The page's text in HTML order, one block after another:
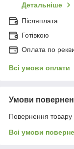
Детальніше
Післяплата
Готівкою
Оплата по
Всі умови оплати
Умови
Повернення товару
Всі умови